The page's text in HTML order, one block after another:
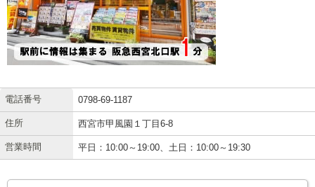
電話番号 0798-69-1187
住所 西宮市甲風園１丁目6-8
営業時間 平日：10:00～19:00、土日：10:00～19:30